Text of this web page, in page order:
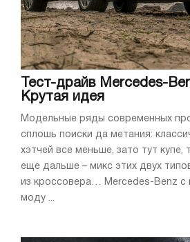
Тест-драйв Mercedes-
Крутая идея
Модельные ряды современных
сплошь поиски да метания:
хэтчей все меньше, зато тут купе,
еще дальше – микс этих двух
из кроссовера… Mercedes-Benz с
моду ...